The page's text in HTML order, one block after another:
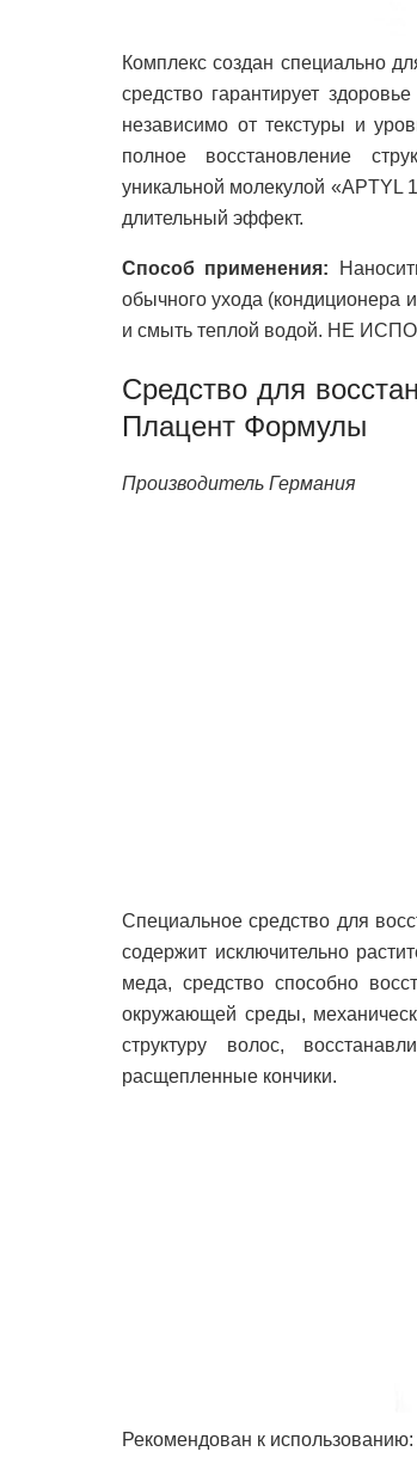
Комплекс создан специально
средство гарантирует
независимо от текстуры и
полное восстановление
уникальной молекулой «APTYL
длительный эффект.
Способ применения:
обычного ухода (кондиционера
и смыть теплой водой. НЕ
Средство для
Плацент Формулы
Производитель Германия
Специальное средство для
содержит исключительно
меда, средство способно
окружающей среды,
структуру волос,
расщепленные кончики.
Рекомендован к использованию: